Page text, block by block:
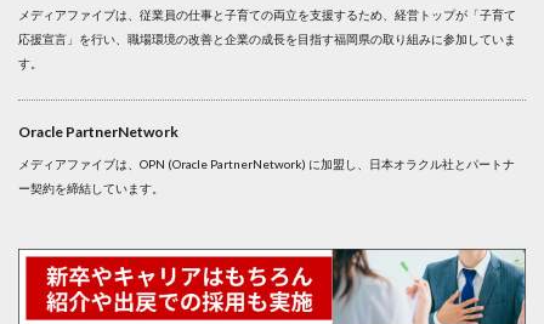
メディアファイブは、従業員の仕事と子育ての両立を支援するため、経営トップが「子育て
応援宣言」を行い、職場環境の改善と企業の成長を目指す福岡県の取り組みに参加していま
す。
Oracle PartnerNetwork
メディアファイブは、OPN (Oracle PartnerNetwork) に加盟し、日本オラクル社とパートナ
ー契約を締結しています。